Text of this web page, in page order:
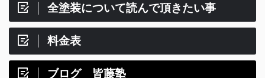
全塗装について読んで頂きたい事
料金表
ブログ 皆藤塾